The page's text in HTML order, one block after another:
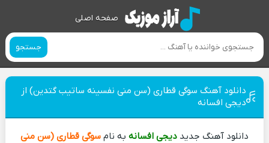
صفحه اصلی
جستجو
دانلود آهنگ سوگی قطاری (سن منی نفسینه ساتیب گتدین) از
دیجی افسانه
دانلود آهنگ جدید دیجی افسانه به نام سوگی قطاری (سن منی